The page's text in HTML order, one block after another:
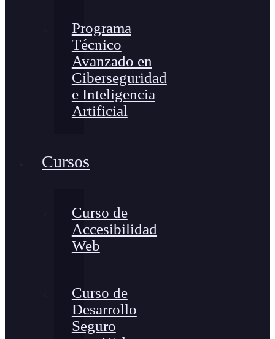
Programa
Técnico
Avanzado en
Ciberseguridad
e Inteligencia
Artificial
Cursos
Curso de
Accesibilidad
Web
Curso de
Desarrollo
Seguro